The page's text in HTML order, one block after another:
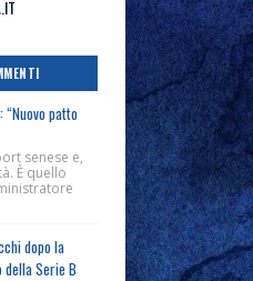
patto
senese e,
È quello
dopo la
Serie B